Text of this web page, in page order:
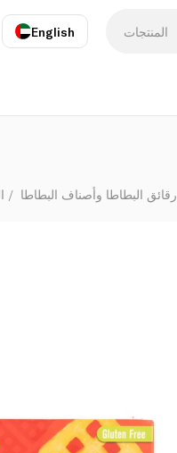
المنتجات English
رقائق البطاطا وأصناف البطاطا